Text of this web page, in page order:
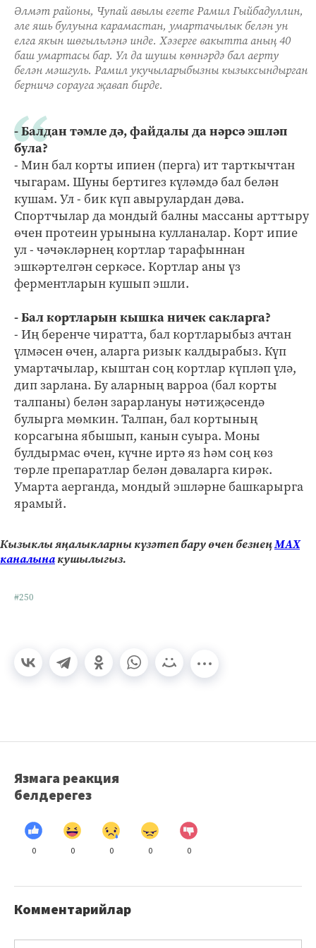
Әлмәт районы, Чупай авылы егете Рамил Гыйбадуллин,
әле яшь булуына карамастан, умартачылык белән ун
елга якын шөгыльләнә инде. Хәзерге вакытта аның 40
баш умартасы бар. Ул да шушы көннәрдә бал аерту
белән мәшгуль. Рамил укучыларыбызны кызыксындырган
берничә сорауга җавап бирде.
- Балдан тәмле дә, файдалы да нәрсә эшләп
була?
- Мин бал корты ипиен (перга) ит тарткычтан
чыгарам. Шуны бертигез күләмдә бал белән
кушам. Ул - бик күп авырулардан дәва.
Спортчылар да мондый балны массаны арттыру
өчен протеин урынына кулланалар. Корт ипие
ул - чәчәкләрнең кортлар тарафыннан
эшкәртелгән серкәсе. Кортлар аны үз
ферментларын кушып эшли.
- Бал кортларын кышка ничек сак­ларга?
- Иң беренче чиратта, бал кортларыбыз ачтан
үлмәсен өчен, аларга ризык калдырабыз. Күп
умартачылар, кыштан соң кортлар күпләп үлә,
дип зарлана. Бу аларның варроа (бал корты
талпаны) белән зарарлануы нәтиҗәсендә
булырга мөмкин. Талпан, бал кортының
корсагына ябышып, канын суыра. Моны
булдырмас өчен, күчне иртә яз һәм соң көз
төрле препаратлар белән дәваларга кирәк.
Умарта аерганда, мондый эшләрне башкарырга
ярамый.
Кызыклы яңалыкларны күзәтеп бару өчен безнеңМАХ
каналынакушылыгыз.
#250
Язмага реакция
белдерегез
0 0 0 0 0
Комментарийлар